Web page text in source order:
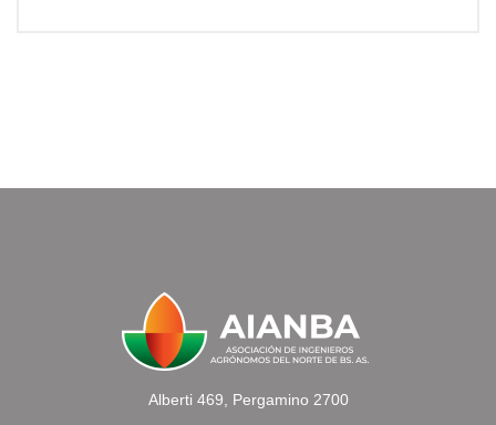
Alberti 469, Pergamino 2700